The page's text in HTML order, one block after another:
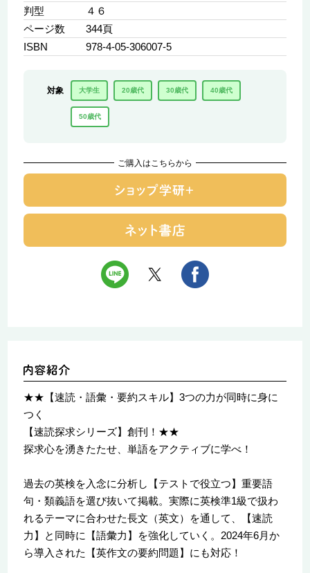
判型
４６
ページ数
344頁
ISBN
978-4-05-306007-5
対象 大学生 20歳代 30歳代 40歳代
50歳代
ご購入はこちらから
★★【速読・語彙・要約スキル】3つの力が同時に身に
つく
【速読探求シリーズ】創刊！★★
探求心を湧きたたせ、単語をアクティブに学べ！
過去の英検を入念に分析し【テストで役立つ】重要語
句・類義語を選び抜いて掲載。実際に英検準1級で扱わ
れるテーマに合わせた長文（英文）を通して、【速読
力】と同時に【語彙力】を強化していく。2024年6月か
ら導入された【英作文の要約問題】にも対応！